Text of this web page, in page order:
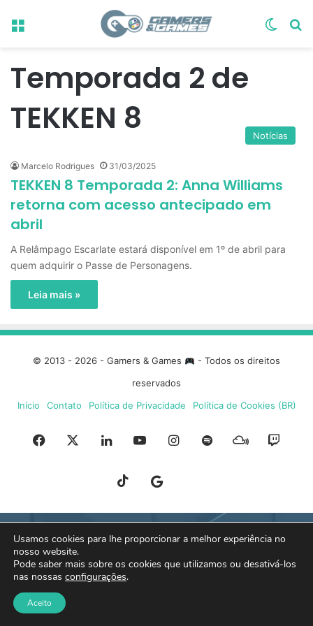
Menu
Temporada 2 de
TEKKEN 8
Notícias
Marcelo Rodrigues 31/03/2025
TEKKEN 8 Temporada 2: Anna Williams
retorna com acesso antecipado em
abril
A Relâmpago Escarlate estará disponível em 1º de abril para
quem adquirir o Passe de Personagens.
Leia mais »
© 2013 - 2026 - Gamers & Games
- Todos os direitos
reservados
Início
Contato Política de Privacidade Política de Cookies (BR)
Facebook LinkedinYouTubeInstagram
SpotifyMixcloud
TikTokGoogle
NewsSky
Usamos cookies para lhe proporcionar a melhor experiência no
nosso website.
Pode saber mais sobre os cookies que utilizamos ou desativá-los
nas nossas configurações.
Aceito